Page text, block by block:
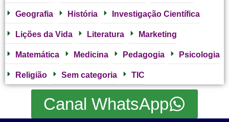
Geografia História Investigação Científica
Lições da Vida Literatura Marketing
Matemática Medicina Pedagogia Psicologia
Religião Sem categoria TIC
Canal WhatsApp